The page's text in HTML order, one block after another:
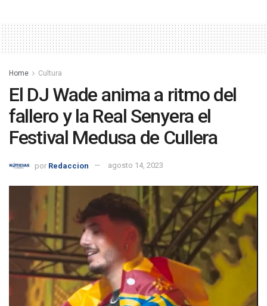
Home Cultura
El DJ Wade anima a ritmo del
fallero y la Real Senyera el
Festival Medusa de Cullera
por Redaccion agosto 14, 2023